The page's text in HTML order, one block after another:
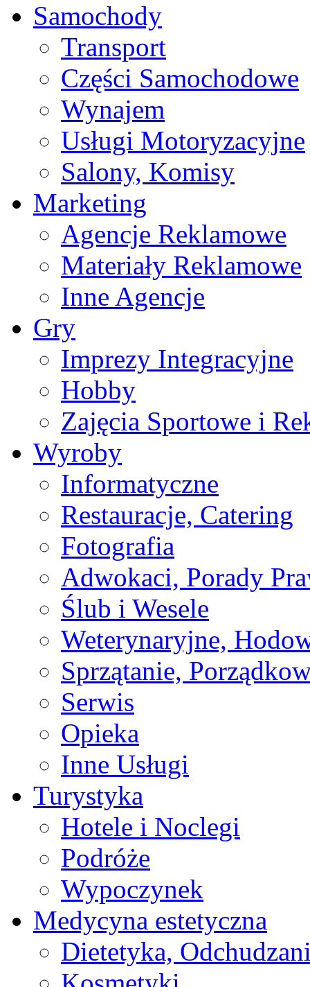
Samochody
Transport
Części Samochodowe
Wynajem
Usługi Motoryzacyjne
Salony, Komisy
Marketing
Agencje Reklamowe
Materiały Reklamowe
Inne Agencje
Gry
Imprezy Integracyjne
Hobby
Zajęcia Sportowe i
Wyroby
Informatyczne
Restauracje, Catering
Fotografia
Adwokaci, Porady
Ślub i Wesele
Weterynaryjne,
Sprzątanie,
Serwis
Opieka
Inne Usługi
Turystyka
Hotele i Noclegi
Podróże
Wypoczynek
Medycyna estetyczna
Dietetyka,